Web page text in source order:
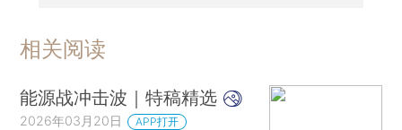
相关阅读
能源战冲击波｜特稿精选
2026年03月20日 APP打开